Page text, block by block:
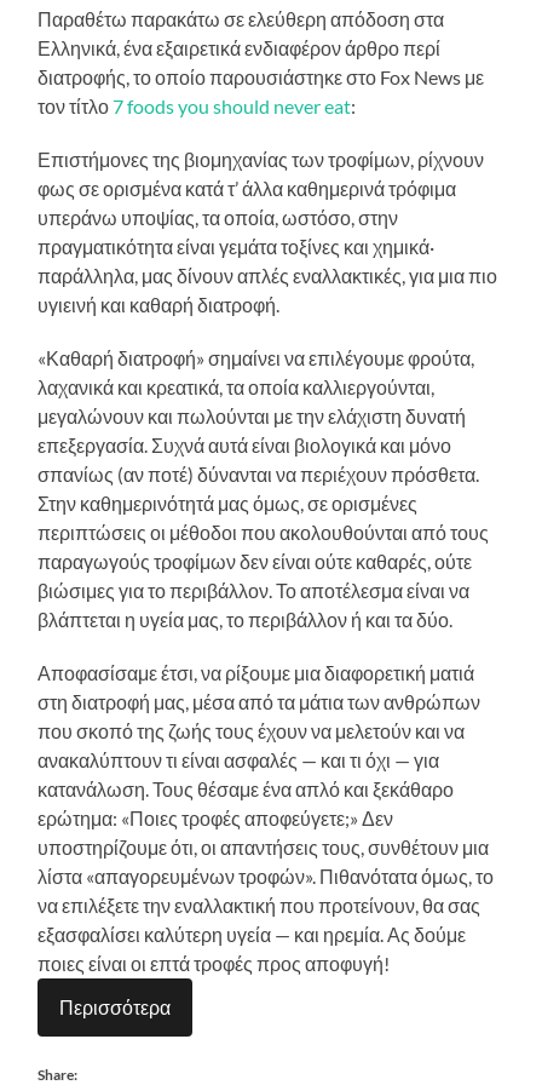
Παραθέτω παρακάτω σε ελεύθερη απόδοση στα
Ελληνικά, ένα εξαιρετικά ενδιαφέρον άρθρο περί
διατροφής, το οποίο παρουσιάστηκε στο Fox News με
τον τίτλο7 foods you should never eat:
Επιστήμονες της βιομηχανίας των τροφίμων, ρίχνουν
φως σε ορισμένα κατά τ’ άλλα καθημερινά τρόφιμα
υπεράνω υποψίας, τα οποία, ωστόσο, στην
πραγματικότητα είναι γεμάτα τοξίνες και χημικά·
παράλληλα, μας δίνουν απλές εναλλακτικές, για μια πιο
υγιεινή και καθαρή διατροφή.
«Καθαρή διατροφή» σημαίνει να επιλέγουμε φρούτα,
λαχανικά και κρεατικά, τα οποία καλλιεργούνται,
μεγαλώνουν και πωλούνται με την ελάχιστη δυνατή
επεξεργασία. Συχνά αυτά είναι βιολογικά και μόνο
σπανίως (αν ποτέ) δύνανται να περιέχουν πρόσθετα.
Στην καθημερινότητά μας όμως, σε ορισμένες
περιπτώσεις οι μέθοδοι που ακολουθούνται από τους
παραγωγούς τροφίμων δεν είναι ούτε καθαρές, ούτε
βιώσιμες για το περιβάλλον. Το αποτέλεσμα είναι να
βλάπτεται η υγεία μας, το περιβάλλον ή και τα δύο.
Αποφασίσαμε έτσι, να ρίξουμε μια διαφορετική ματιά
στη διατροφή μας, μέσα από τα μάτια των ανθρώπων
που σκοπό της ζωής τους έχουν να μελετούν και να
ανακαλύπτουν τι είναι ασφαλές — και τι όχι — για
κατανάλωση. Τους θέσαμε ένα απλό και ξεκάθαρο
ερώτημα: «Ποιες τροφές αποφεύγετε;» Δεν
υποστηρίζουμε ότι, οι απαντήσεις τους, συνθέτουν μια
λίστα «απαγορευμένων τροφών». Πιθανότατα όμως, το
να επιλέξετε την εναλλακτική που προτείνουν, θα σας
εξασφαλίσει καλύτερη υγεία — και ηρεμία. Ας δούμε
ποιες είναι οι επτά τροφές προς αποφυγή!
Περισσότερα
Share: